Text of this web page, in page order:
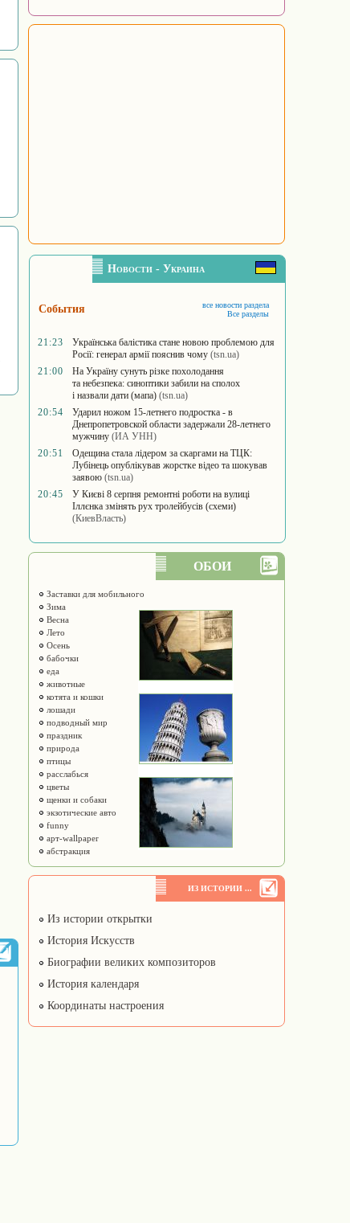
Новости - Украина
События
все новости раздела
Все разделы
21:23
Українська балістика стане новою проблемою для
Росії: генерал армії пояснив чому (tsn.ua)
21:00
На Україну сунуть різке похолодання
та небезпека: синоптики забили на сполох
і назвали дати (мапа) (tsn.ua)
20:54
Ударил ножом 15-летнего подростка - в
Днепропетровской области задержали 28-летнего
мужчину (ИА УНН)
20:51
Одещина стала лідером за скаргами на ТЦК:
Лубінець опублікував жорстке відео та шокував
заявою (tsn.ua)
20:45
У Києві 8 серпня ремонтні роботи на вулиці
Іллєнка змінять рух тролейбусів (схеми)
(КиевВласть)
ОБОИ
Заставки для мобильного
Зима
Весна
Лето
Осень
бабочки
еда
животные
котята и кошки
лошади
подводный мир
праздник
природа
птицы
расслабься
цветы
щенки и собаки
экзотические авто
funny
арт-wallpaper
абстракция
ИЗ ИСТОРИИ ...
Из истории открытки
История Искусств
Биографии великих композиторов
История календаря
Координаты настроения